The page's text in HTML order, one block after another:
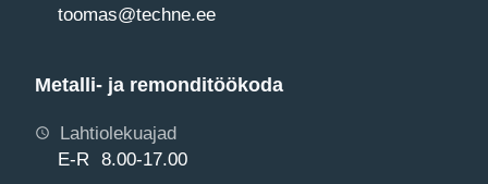
toomas@techne.ee
Metalli- ja remonditöökoda
Lahtiolekuajad
E-R 8.00-17.00